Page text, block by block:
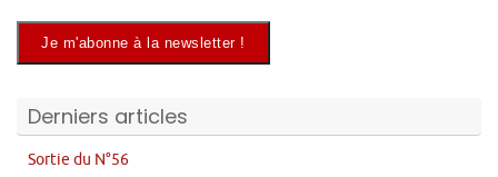
Derniers articles
Sortie du N°56